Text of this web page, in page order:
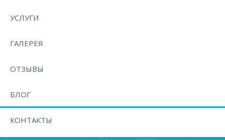
УСЛУГИ
ГАЛЕРЕЯ
ОТЗЫВЫ
БЛОГ
КОНТАКТЫ